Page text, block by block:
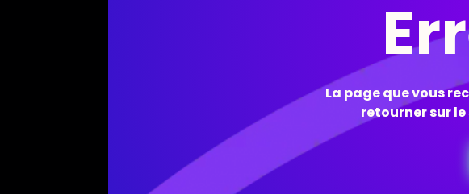
La page que vous
retourner sur